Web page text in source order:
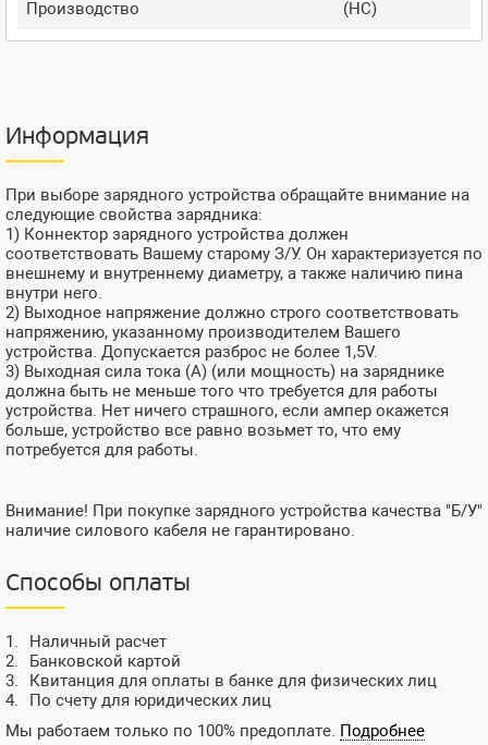
Производство
(HC)
Информация
При выборе зарядного устройства обращайте внимание на
следующие свойства зарядника:
1) Коннектор зарядного устройства должен
соответствовать Вашему старому З/У. Он характеризуется по
внешнему и внутреннему диаметру, а также наличию пина
внутри него.
2) Выходное напряжение должно строго соответствовать
напряжению, указанному производителем Вашего
устройства. Допускается разброс не более 1,5V.
3) Выходная сила тока (А) (или мощность) на заряднике
должна быть не меньше того что требуется для работы
устройства. Нет ничего страшного, если ампер окажется
больше, устройство все равно возьмет то, что ему
потребуется для работы.
Внимание! При покупке зарядного устройства качества "Б/У"
наличие силового кабеля не гарантировано.
Способы оплаты
Наличный расчет
Банковской картой
Квитанция для оплаты в банке для физических лиц
По счету для юридических лиц
Мы работаем только по 100% предоплате. Подробнее